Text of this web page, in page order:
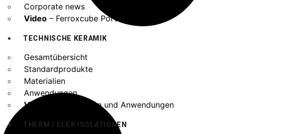
Corporate news
Video – Ferroxcube Portfolio
TECHNISCHE KERAMIK
Gesamtübersicht
Standardprodukte
Materialien
Anwendungen
Videos
– Materialien und Anwendungen
THERM / ELEK ISOLATIONEN